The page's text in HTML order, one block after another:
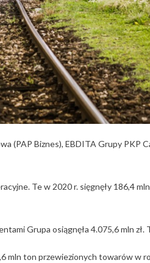
(PAP Biznes), EBDITA Grupy PKP
Te w 2020 r. sięgnęły 186,4
Grupa osiągnęła 4.075,6 mln
mln ton przewiezionych towarów w